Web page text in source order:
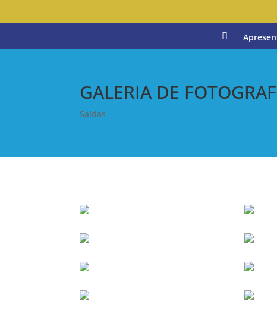
GALERIA DE
Saídas